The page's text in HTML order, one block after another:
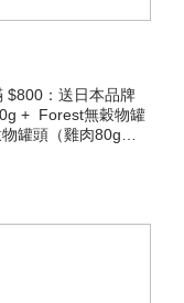
：送日本品牌
罐頭（雞肉80g）6
有 賺！😋
，買得多送得多！
食 推薦Omega 3十